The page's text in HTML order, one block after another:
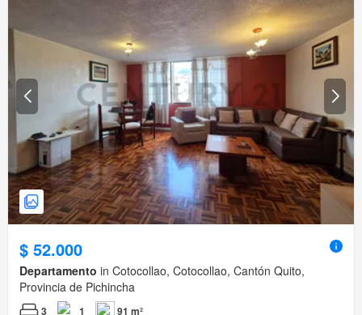
$ 52.000
Departamento in Cotocollao, Cotocollao, Cantón Quito,
Provincia de Pichincha
3 1 91 m²